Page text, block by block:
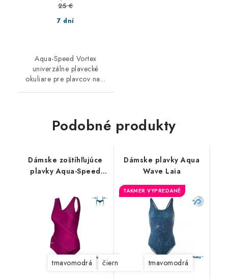
7 dní
25 €
Aqua-Speed Vortex
univerzálne plavecké
okuliare pre plavcov na...
Podobné produkty
Dámske zoštíhľujúce
plavky Aqua-Speed
tmavomodrá čierne fialové
Dámske plavky Aqua
Wave Laia
TAKMER VYPREDANÉ
tmavomodrá